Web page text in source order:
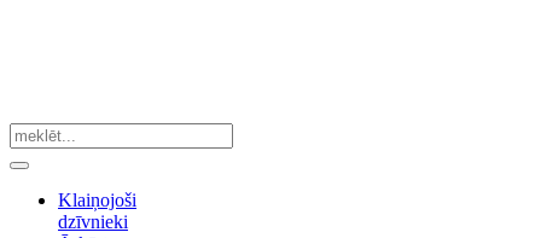
Klaiņojoši
dzīvnieki